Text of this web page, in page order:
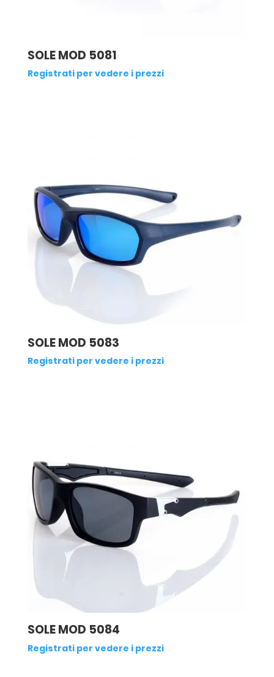
SOLE MOD 5081
Registrati per vedere i prezzi
SOLE MOD 5083
Registrati per vedere i prezzi
SOLE MOD 5084
Registrati per vedere i prezzi